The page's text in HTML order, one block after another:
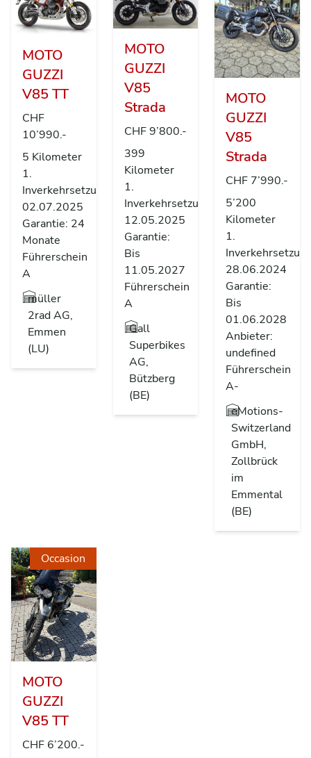
MOTO
GUZZI
V85 TT
CHF
10’990.-
5 Kilometer
1.
Inverkehrsetzung
02.07.2025
Garantie: 24
Monate
Führerschein
A
müller
2rad AG,
Emmen
(LU)
MOTO
GUZZI
V85
Strada
CHF 9’800.-
399
Kilometer
1.
Inverkehrsetzung
12.05.2025
Garantie:
Bis
11.05.2027
Führerschein
A
Gall
Superbikes
AG,
Bützberg
(BE)
MOTO
GUZZI
V85
Strada
CHF 7’990.-
5’200
Kilometer
1.
28.06.2024
Garantie:
Bis
01.06.2028
Anbieter:
undefined
Führerschein
A-
eMotions-
Switzerland
GmbH,
Zollbrück
im
Emmental
(BE)
Occasion
MOTO
GUZZI
V85 TT
CHF 6’200.-